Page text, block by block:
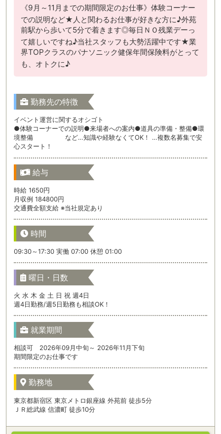
《9月～11月までの期間限定のお仕事》体験コーナー
での説明など★人と関わるお仕事が好きな方に♪外苑
前駅から歩いて5分で着きます◎毎日ＮＯ残業デーっ
て嬉しいですね♪当社スタッフも大勢活躍中です★業
界TOPクラスのパナソニック健保年間保険料がとって
も、オトクに♪
勤務先の特徴
イベント運営に関するオシゴト
●体験コーナーでの説明●来場者への案内●道具の準備・整備●環
境整備 など…知識や経験なくてOK！ …複数名募集で安
心スタート！
給与
時給 1650円
月収例 184800円
交通費全額支給 ※当社規定あり
時間
09:30～17:30 実働 07:00 休憩 01:00
曜日・日数
火 水 木 金 土 日 祝 週4日
週4日勤務/週5日勤務も相談OK！
就業期間
相談可 2026年09月中旬～ 2026年11月下旬
期間限定のお仕事です
勤務地
東京都新宿区 東京メトロ銀座線 外苑前 徒歩5分
ＪＲ総武線 信濃町 徒歩10分